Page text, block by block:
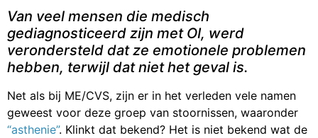
Van veel mensen die medisch
gediagnosticeerd zijn met OI, werd
verondersteld dat ze emotionele problemen
hebben, terwijl dat niet het geval is.
Net als bij ME/CVS, zijn er in het verleden vele namen
geweest voor deze groep van stoornissen, waaronder
“asthenie”. Klinkt dat bekend? Het is niet bekend wat de